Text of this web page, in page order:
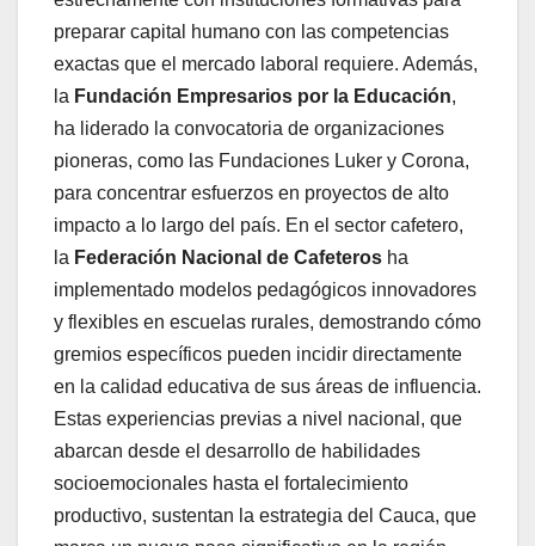
preparar capital humano con las competencias
exactas que el mercado laboral requiere. Además,
la Fundación Empresarios por la Educación,
ha liderado la convocatoria de organizaciones
pioneras, como las Fundaciones Luker y Corona,
para concentrar esfuerzos en proyectos de alto
impacto a lo largo del país. En el sector cafetero,
la Federación Nacional de Cafeteros ha
implementado modelos pedagógicos innovadores
y flexibles en escuelas rurales, demostrando cómo
gremios específicos pueden incidir directamente
en la calidad educativa de sus áreas de influencia.
Estas experiencias previas a nivel nacional, que
abarcan desde el desarrollo de habilidades
socioemocionales hasta el fortalecimiento
productivo, sustentan la estrategia del Cauca, que